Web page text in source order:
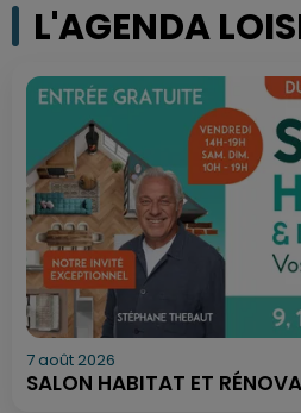
L'AGENDA
7 août 2026
SALON HABITAT ET